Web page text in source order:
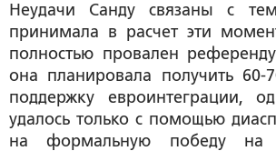
Неудачи Санду связаны с
принимала в расчет эти
полностью провален
она планировала получить 60-
поддержку евроинтеграции,
удалось только с помощью
на формальную победу на